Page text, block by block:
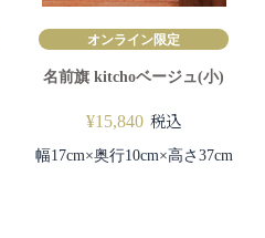
オンライン限定
名前旗 kitchoベージュ(小)
¥15,840 税込
幅17cm×奥行10cm×高さ37cm